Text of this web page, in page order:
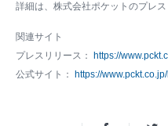
詳細は、株式会社ポケットのプレ
関連サイト
プレスリリース： https://
公式サイト： https://